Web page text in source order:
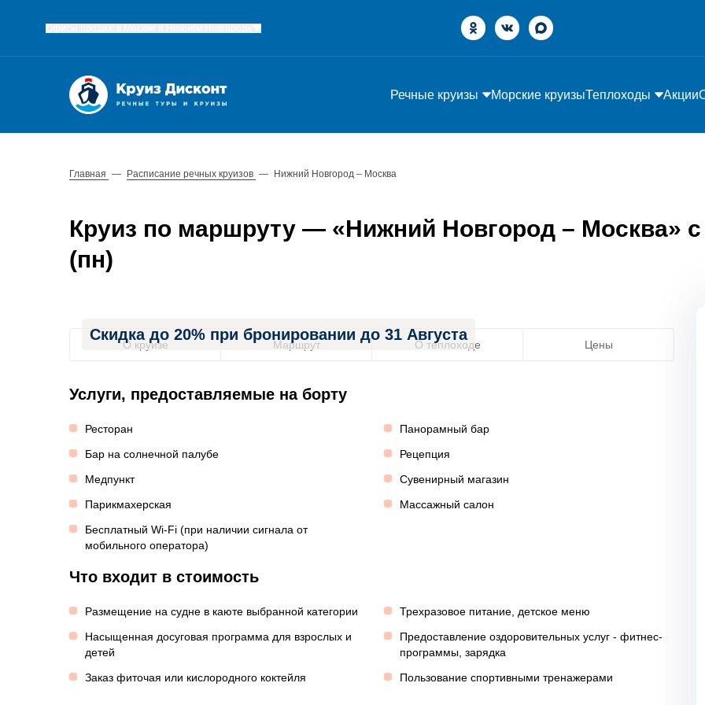
Речные круизы Морские круизыТеплоходы Акции
Главная — Расписание речных круизов — Нижний Новгород – Москва
Круиз по маршруту — «Нижний Новгород – Москва»
(пн)
Скидка до 20% при бронировании до 31 Августа
О круизе Маршрут О теплоходе Цены
Услуги, предоставляемые на борту
Ресторан
Панорамный бар
Бар на солнечной палубе
Рецепция
Медпункт
Сувенирный магазин
Парикмахерская
Массажный салон
Бесплатный Wi-Fi (при наличии сигнала от
мобильного оператора)
Что входит в стоимость
Размещение на судне в каюте выбранной категории
Трехразовое питание, детское меню
Насыщенная досуговая программа для взрослых и
детей
Предоставление оздоровительных услуг - фитнес-
программы, зарядка
Заказ фиточая или кислородного коктейля
Пользование спортивными тренажерами